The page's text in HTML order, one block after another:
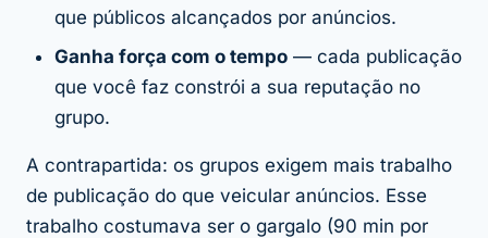
que públicos alcançados por anúncios.
Ganha força com o tempo — cada publicação
que você faz constrói a sua reputação no
grupo.
A contrapartida: os grupos exigem mais trabalho
de publicação do que veicular anúncios. Esse
trabalho costumava ser o gargalo (90 min por